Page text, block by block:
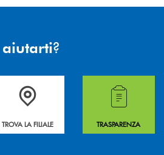
aiutarti?
il form e noi ti richiamiamo
La&nbsp; Filiale &nbsp;vicina a te. &nbsp;
TROVA LA FILIALE
Hai bisogno di
TRASPARENZA